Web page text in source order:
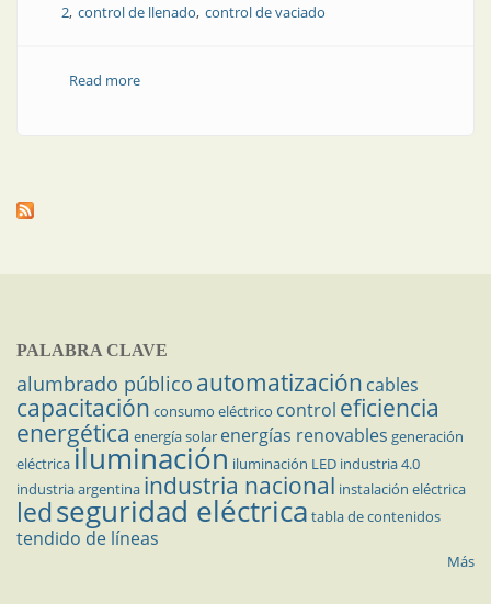
2 control de llenado control de vaciado
Read moreabout Producto | Relés para control de nivel de
PALABRA CLAVE
alumbrado público automatización cables
capacitación consumo eléctrico control eficiencia
energética energía solar energías renovables generación
eléctricailuminación iluminación LED industria 4.0
industria argentina industria nacional instalación eléctrica
ledseguridad eléctrica tabla de contenidos
tendido de líneas
Más